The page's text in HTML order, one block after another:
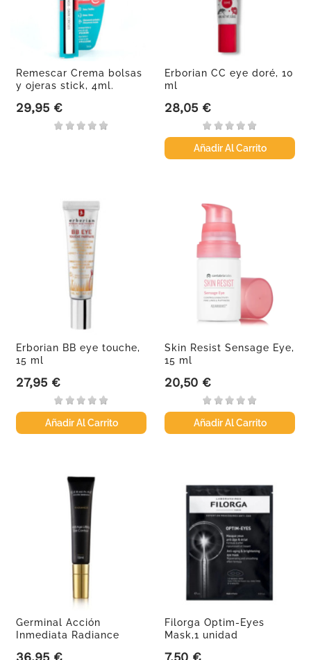
Remescar Crema bolsas
y ojeras stick, 4ml.
Precio
29,95 €
Erborian CC eye doré, 10
ml
Precio
28,05 €
Añadir Al Carrito
Erborian BB eye touche,
15 ml
Precio
27,95 €
Añadir Al Carrito
Skin Resist Sensage Eye,
15 ml
Precio
20,50 €
Añadir Al Carrito
Germinal Acción
Inmediata Radiance
36,95 €
Filorga Optim-Eyes
Mask,1 unidad
7,50 €